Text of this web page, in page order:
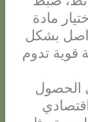
مادة
بشكل
تدوم
الحصول